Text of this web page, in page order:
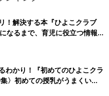
！解決する本『ひよこクラブ
るまで、育児に役立つ情報が
わかり！『初めてのひよこクラ
〉初めての授乳がうまくい
の基本と夏のトラブル 解決テ